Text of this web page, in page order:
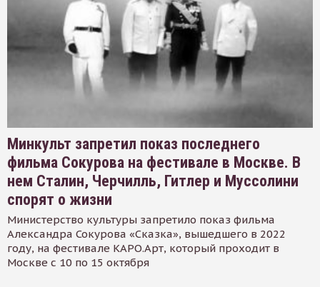
Минкульт запретил показ последнего
фильма Сокурова на фестивале в Москве. В
нем Сталин, Черчилль, Гитлер и Муссолини
спорят о жизни
Министерство культуры запретило показ фильма
Александра Сокурова «Сказка», вышедшего в 2022
году, на фестивале КАРО.Арт, который проходит в
Москве с 10 по 15 октября